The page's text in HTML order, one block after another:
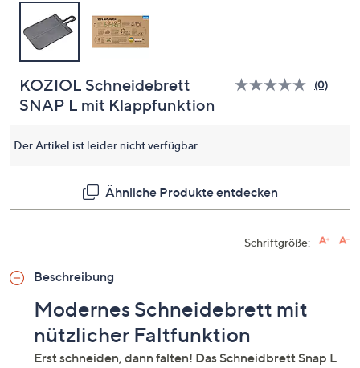
diese
anzuzeigen.
KOZIOL Schneidebrett
SNAP L mit Klappfunktion
Bisher
auf
Seite.
(0)
Der Artikel ist leider nicht verfügbar.
Ähnliche Produkte entdecken
Schriftgröße:
Beschreibung
Modernes Schneidebrett mit
nützlicher Faltfunktion
Erst schneiden, dann falten! Das Schneidbrett Snap L